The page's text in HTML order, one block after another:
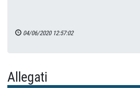
04/06/2020 12:57:02
Allegati